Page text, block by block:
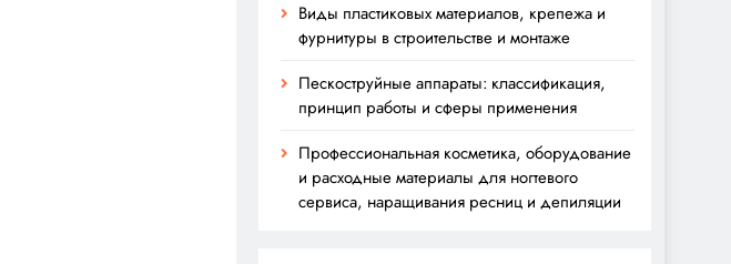
Виды пластиковых материалов, крепежа и
фурнитуры в строительстве и монтаже
Пескоструйные аппараты: классификация,
принцип работы и сферы применения
Профессиональная косметика, оборудование
и расходные материалы для ногтевого
сервиса, наращивания ресниц и депиляции